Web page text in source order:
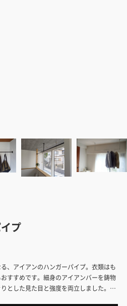
プ
、アイアンのハンガーパイプ。衣類はも
すすめです。細身のアイアンバーを鋳物
とした見た目と強度を両立しました。色